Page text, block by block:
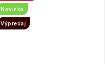
Novinka
Výpredaj